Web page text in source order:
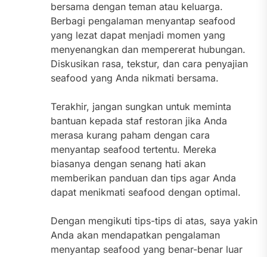
bersama dengan teman atau keluarga.
Berbagi pengalaman menyantap seafood
yang lezat dapat menjadi momen yang
menyenangkan dan mempererat hubungan.
Diskusikan rasa, tekstur, dan cara penyajian
seafood yang Anda nikmati bersama.
Terakhir, jangan sungkan untuk meminta
bantuan kepada staf restoran jika Anda
merasa kurang paham dengan cara
menyantap seafood tertentu. Mereka
biasanya dengan senang hati akan
memberikan panduan dan tips agar Anda
dapat menikmati seafood dengan optimal.
Dengan mengikuti tips-tips di atas, saya yakin
Anda akan mendapatkan pengalaman
menyantap seafood yang benar-benar luar